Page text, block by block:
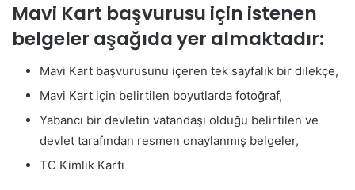
Mavi Kart başvurusu için istenen
belgeler aşağıda yer almaktadır:
Mavi Kart başvurusunu içeren tek sayfalık bir dilekçe,
Mavi Kart için belirtilen boyutlarda fotoğraf,
Yabancı bir devletin vatandaşı olduğu belirtilen ve
devlet tarafından resmen onaylanmış belgeler,
TC Kimlik Kartı